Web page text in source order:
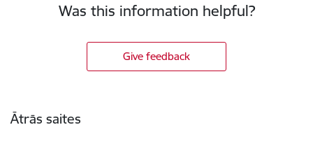
Was this information helpful?
Give feedback
Ātrās saites